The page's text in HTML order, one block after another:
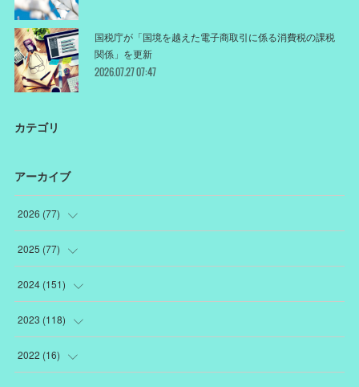
国税庁が「国境を越えた電子商取引に係る消費税の課税
関係」を更新
2026.07.27 07:47
カテゴリ
アーカイブ
2026 (77)
(18 )
(12
(12
(10
2025 (77)
(1)
(22
(22
2024 (151)
(19
(7
2023 (118)
(18 )
2022 (16)